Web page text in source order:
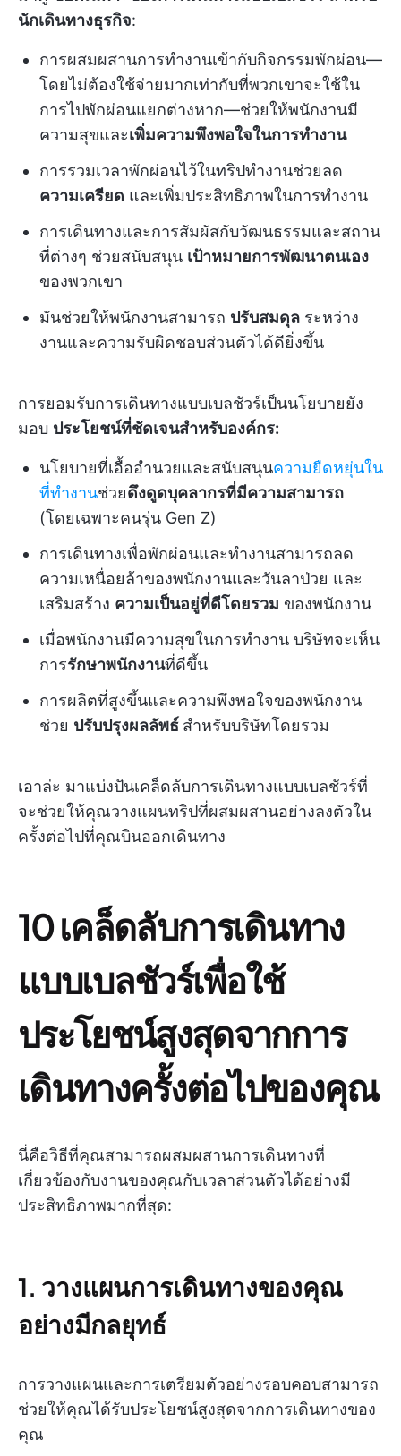
นักเดินทางธุรกิจ:
การผสมผสานการทำงานเข้ากับกิจกรรมพักผ่อน—
โดยไม่ต้องใช้จ่ายมากเท่ากับที่พวกเขาจะใช้ใน
การไปพักผ่อนแยกต่างหาก—ช่วยให้พนักงานมี
ความสุขและเพิ่มความพึงพอใจในการทำงาน
การรวมเวลาพักผ่อนไว้ในทริปทำงานช่วยลด
ความเครียด และเพิ่มประสิทธิภาพในการทำงาน
การเดินทางและการสัมผัสกับวัฒนธรรมและสถาน
ที่ต่างๆ ช่วยสนับสนุน เป้าหมายการพัฒนาตนเอง
ของพวกเขา
มันช่วยให้พนักงานสามารถ ปรับสมดุล ระหว่าง
งานและความรับผิดชอบส่วนตัวได้ดียิ่งขึ้น
การยอมรับการเดินทางแบบเบลชัวร์เป็นนโยบายยัง
มอบ ประโยชน์ที่ชัดเจนสำหรับองค์กร:
นโยบายที่เอื้ออำนวยและสนับสนุนความยืดหยุ่นใน
ที่ทำงานช่วยดึงดูดบุคลากรที่มีความสามารถ
(โดยเฉพาะคนรุ่น Gen Z)
การเดินทางเพื่อพักผ่อนและทำงานสามารถลด
ความเหนื่อยล้าของพนักงานและวันลาป่วย และ
เสริมสร้าง ความเป็นอยู่ที่ดีโดยรวม ของพนักงาน
เมื่อพนักงานมีความสุขในการทำงาน บริษัทจะเห็น
การรักษาพนักงานที่ดีขึ้น
การผลิตที่สูงขึ้นและความพึงพอใจของพนักงาน
ช่วย ปรับปรุงผลลัพธ์ สำหรับบริษัทโดยรวม
เอาล่ะ มาแบ่งปันเคล็ดลับการเดินทางแบบเบลชัวร์ที่
จะช่วยให้คุณวางแผนทริปที่ผสมผสานอย่างลงตัวใน
ครั้งต่อไปที่คุณบินออกเดินทาง
10 เคล็ดลับการเดินทาง
แบบเบลชัวร์เพื่อใช้
ประโยชน์สูงสุดจากการ
เดินทางครั้งต่อไปของคุณ
นี่คือวิธีที่คุณสามารถผสมผสานการเดินทางที่
เกี่ยวข้องกับงานของคุณกับเวลาส่วนตัวได้อย่างมี
ประสิทธิภาพมากที่สุด:
1. วางแผนการเดินทางของคุณ
อย่างมีกลยุทธ์
การวางแผนและการเตรียมตัวอย่างรอบคอบสามารถ
ช่วยให้คุณได้รับประโยชน์สูงสุดจากการเดินทางของ
คุณ